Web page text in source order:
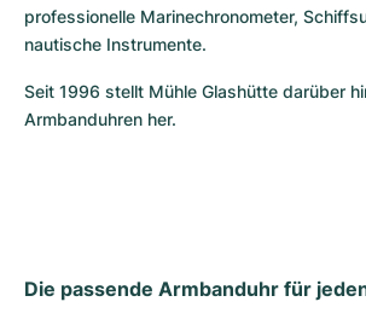
professionelle Marinechronometer,
nautische Instrumente.
Seit 1996 stellt Mühle Glashütte darüber
Armbanduhren her.
Die passende Armbanduhr für